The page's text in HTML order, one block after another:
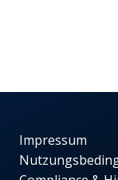
Impressum